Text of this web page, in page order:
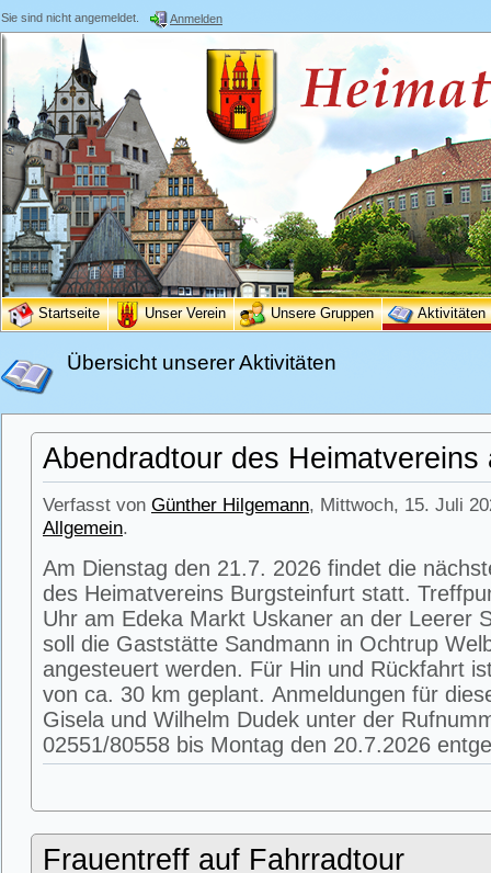
Sie sind nicht angemeldet. Anmelden
Startseite Unser Verein Unsere Gruppen Aktivitäten
Übersicht unserer Aktivitäten
Abendradtour des Heimatvereins
Verfasst von Günther Hilgemann, Mittwoch, 15. Juli
Allgemein.
Am Dienstag den 21.7. 2026 findet die
des Heimatvereins Burgsteinfurt statt.
Uhr am Edeka Markt Uskaner an der Leerer
soll die Gaststätte Sandmann in Ochtrup
angesteuert werden. Für Hin und Rückfahrt
von ca. 30 km geplant. Anmeldungen für
Gisela und Wilhelm Dudek unter der
02551/80558 bis Montag den 20.7.2026
Frauentreff auf Fahrradtour